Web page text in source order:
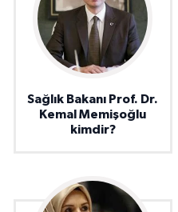
Sağlık Bakanı Prof. Dr.
Kemal Memişoğlu
kimdir?